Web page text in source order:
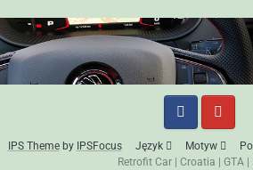
IPS Themeby IPSFocus Język Motyw
Retrofit Car| Croatia GTA|